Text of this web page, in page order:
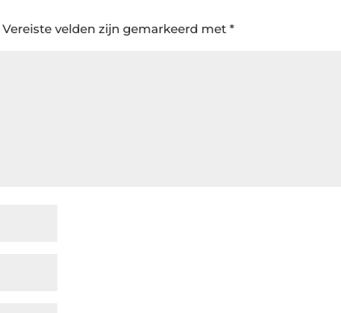
Vereiste velden zijn gemarkeerd met*